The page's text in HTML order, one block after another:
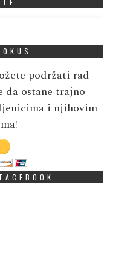
podržati rad
da ostane trajno
i njihovim